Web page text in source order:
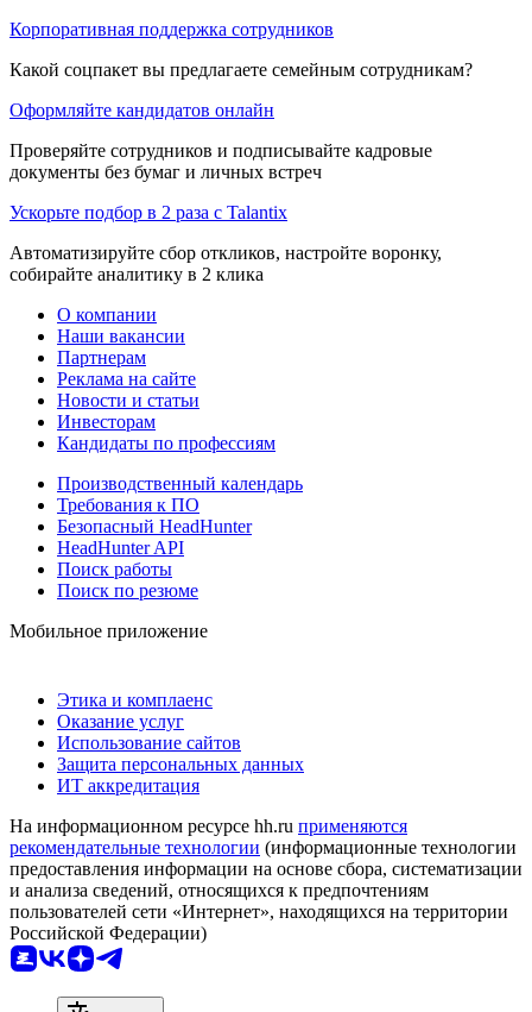
Корпоративная поддержка сотрудников
Какой соцпакет вы предлагаете семейным сотрудникам?
Оформляйте кандидатов онлайн
Проверяйте сотрудников и подписывайте кадровые
документы без бумаг и личных встреч
Ускорьте подбор в 2 раза с Talantix
Автоматизируйте сбор откликов, настройте воронку,
собирайте аналитику в 2 клика
О компании
Наши вакансии
Партнерам
Реклама на сайте
Новости и статьи
Инвесторам
Кандидаты по профессиям
Производственный календарь
Требования к ПО
Безопасный HeadHunter
HeadHunter API
Поиск работы
Поиск по резюме
Мобильное приложение
Этика и комплаенс
Оказание услуг
Использование сайтов
Защита персональных данных
ИТ аккредитация
На информационном ресурсе hh.ru применяются
рекомендательные технологии (информационные технологии
предоставления информации на основе сбора, систематизации
и анализа сведений, относящихся к предпочтениям
пользователей сети «Интернет», находящихся на территории
Российской Федерации)